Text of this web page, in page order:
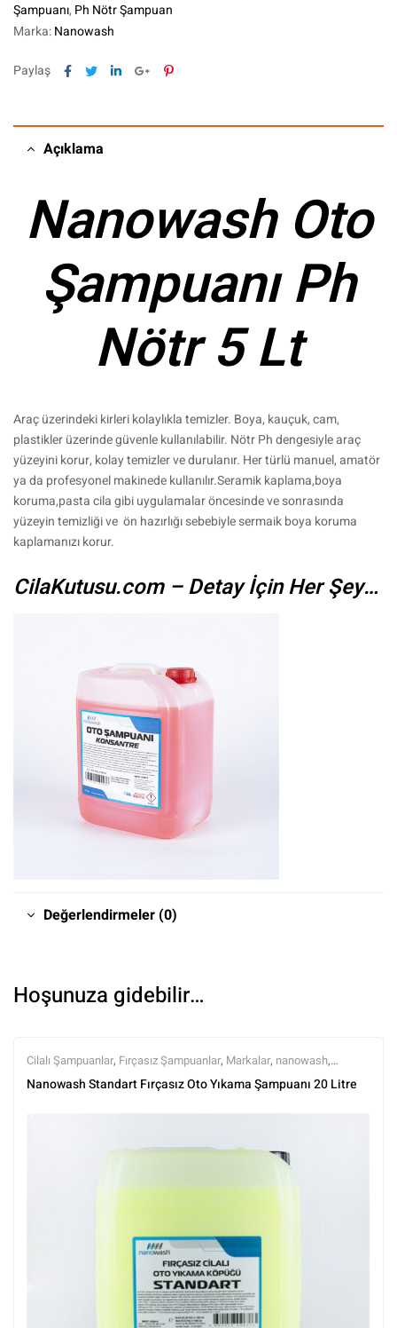
Şampuanı, Ph Nötr Şampuan
Marka:Nanowash
Paylaş Facebook
TwitterLinkedinGoogle+Pinterest
Açıklama
Nanowash Oto
Şampuanı Ph
Nötr 5 Lt
Araç üzerindeki kirleri kolaylıkla temizler. Boya, kauçuk, cam,
plastikler üzerinde güvenle kullanılabilir. Nötr Ph dengesiyle araç
yüzeyini korur, kolay temizler ve durulanır. Her türlü manuel, amatör
ya da profesyonel makinede kullanılır.Seramik kaplama,boya
koruma,pasta cila gibi uygulamalar öncesinde ve sonrasında
yüzeyin temizliği ve ön hazırlığı sebebiyle sermaik boya koruma
kaplamanızı korur.
CilaKutusu.com – Detay İçin Her Şey…
Değerlendirmeler (0)
Hoşunuza gidebilir…
Cilalı Şampuanlar, Fırçasız Şampuanlar, Markalar, nanowash,
Şampuanlar ,Tüm Ürünler,Tüm Ürünler,Yıkama Ürünleri
Nanowash Standart Fırçasız Oto Yıkama Şampuanı 20 Litre